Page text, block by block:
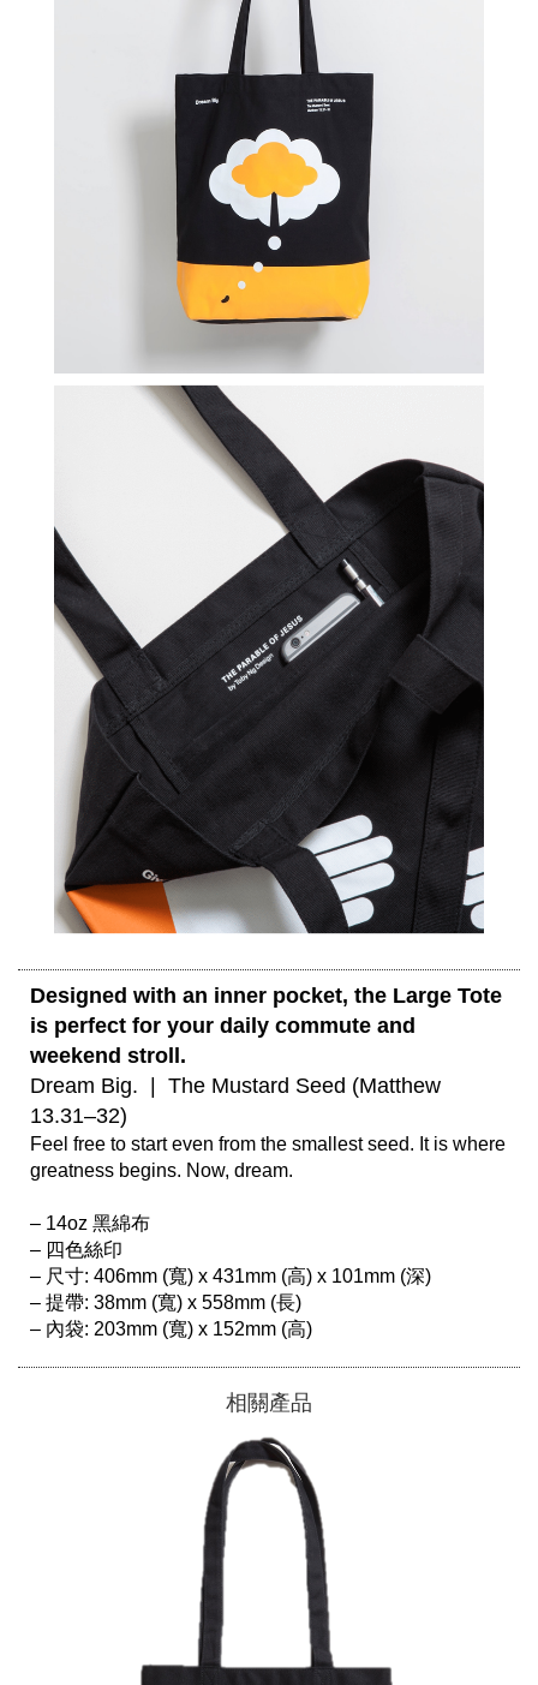
Designed with an inner pocket, the Large Tote
is perfect for your daily commute and
weekend stroll.
Dream Big.  |  The Mustard Seed (Matthew
13.31–32)
Feel free to start even from the smallest seed. It is where
greatness begins. Now, dream.
– 14oz 黑綿布
– 四色絲印
– 尺寸: 406mm (寬) x 431mm (高) x 101mm (深)
– 提帶: 38mm (寬) x 558mm (長)
– 內袋: 203mm (寬) x 152mm (高)
相關產品